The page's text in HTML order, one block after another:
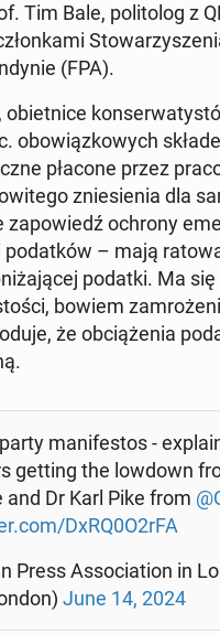
Tim Bale, po­li­to­log z
(FPA).
obiet­ni­ce
obo­wiąz­ko­wych
płacone przez
znie­sie­nia dla
za­po­wiedź ochrony
– mają
podatki. Ma
bowiem
że ob­cią­że­nia
ma­ni­fe­stos -
getting the lowdown
and Dr Karl Pike from
DxRQ0O2rFA
Press As­so­cia­tion in
June 14, 2024